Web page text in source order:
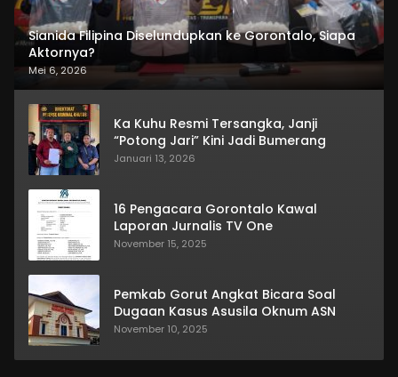
Sianida Filipina Diselundupkan ke Gorontalo, Siapa
Aktornya?
Mei 6, 2026
Ka Kuhu Resmi Tersangka, Janji
“Potong Jari” Kini Jadi Bumerang
Januari 13, 2026
16 Pengacara Gorontalo Kawal
Laporan Jurnalis TV One
November 15, 2025
Pemkab Gorut Angkat Bicara Soal
Dugaan Kasus Asusila Oknum ASN
November 10, 2025